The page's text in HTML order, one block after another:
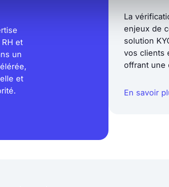
et
un
et
La
enjeux de
solution
vos clients
offrant une
En savoir